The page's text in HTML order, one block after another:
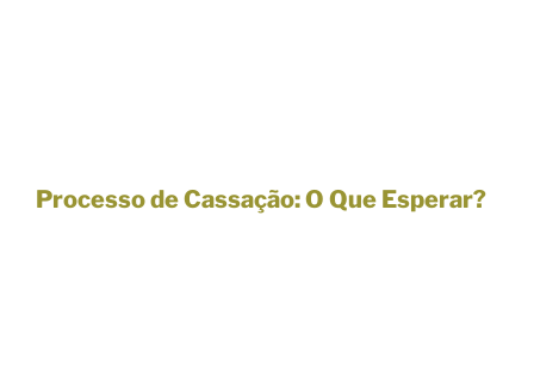
Processo de Cassação: O Que Esperar?